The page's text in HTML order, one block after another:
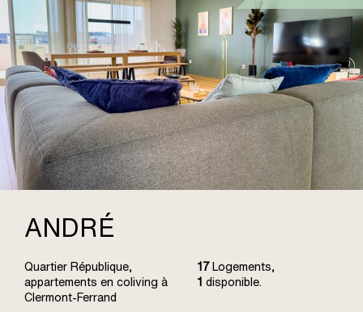
ANDRÉ
Quartier République,
appartements en coliving à
Clermont-Ferrand
17Logements,
1 disponible.